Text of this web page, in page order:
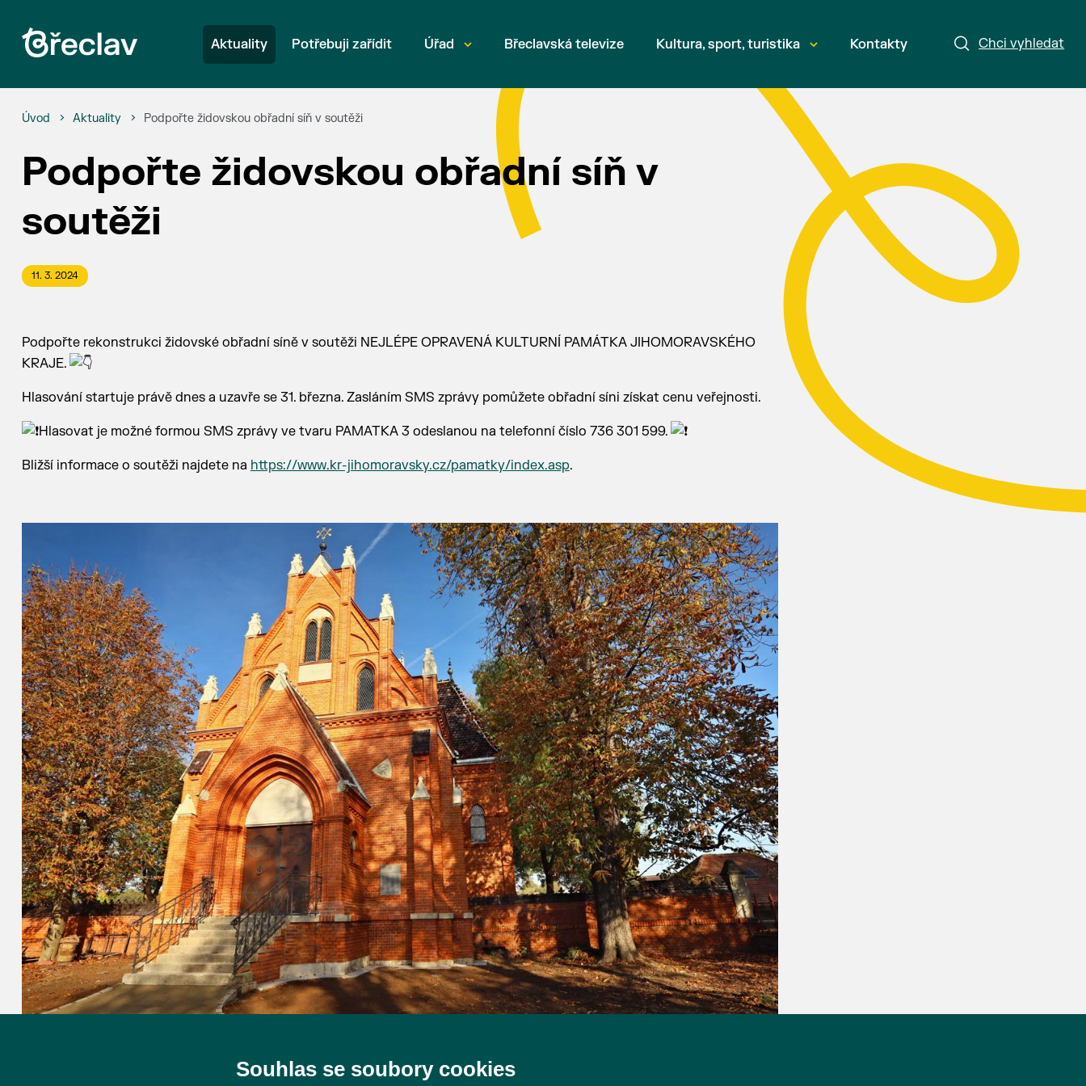
Chci vyhledat
Aktuality Potřebuji zařídit Úřad Břeclavská televize Kultura, sport, turistika Kontakty
Úvod Aktuality Podpořte židovskou obřadní síň v soutěži
Podpořte židovskou obřadní síň v
soutěži
11. 3. 2024
Podpořte rekonstrukci židovské obřadní síně v soutěži NEJLÉPE OPRAVENÁ KULTURNÍ PAMÁTKA JIHOMORAVSKÉHO
KRAJE.
Hlasování startuje právě dnes a uzavře se 31. března. Zasláním SMS zprávy pomůžete obřadní síni získat cenu veřejnosti.
Hlasovat je možné formou SMS zprávy ve tvaru PAMATKA 3 odeslanou na telefonní číslo 736 301 599.
Bližší informace o soutěži najdete na https://www.kr-jihomoravsky.cz/pamatky/index.asp.
Souhlas se soubory cookies